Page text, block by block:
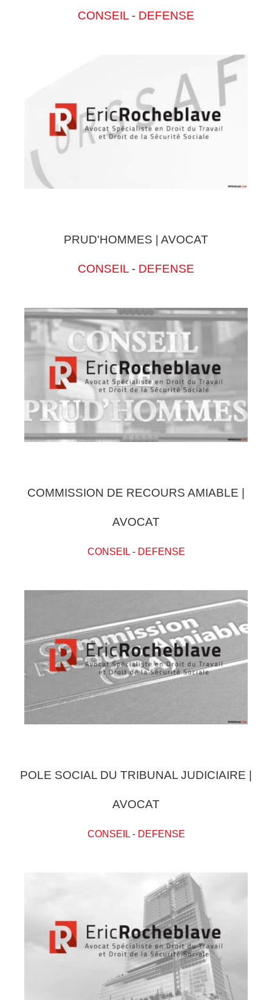
CONSEIL - DEFENSE
PRUD'HOMMES | AVOCAT
CONSEIL - DEFENSE
COMMISSION DE RECOURS AMIABLE |
AVOCAT
CONSEIL- DEFENSE
POLE SOCIAL DU TRIBUNAL JUDICIAIRE |
AVOCAT
CONSEIL- DEFENSE